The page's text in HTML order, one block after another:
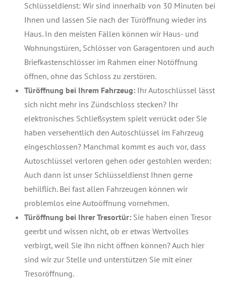
Schlüsseldienst: Wir sind innerhalb von 30 Minuten bei
Ihnen und lassen Sie nach der Türöffnung wieder ins
Haus. In den meisten Fällen können wir Haus- und
Wohnungstüren, Schlösser von Garagentoren und auch
Briefkastenschlösser im Rahmen einer Notöffnung
öffnen, ohne das Schloss zu zerstören.
Türöffnung bei Ihrem Fahrzeug: Ihr Autoschlüssel lässt
sich nicht mehr ins Zündschloss stecken? Ihr
elektronisches Schließsystem spielt verrückt oder Sie
haben versehentlich den Autoschlüssel im Fahrzeug
eingeschlossen? Manchmal kommt es auch vor, dass
Autoschlüssel verloren gehen oder gestohlen werden:
Auch dann ist unser Schlüsseldienst Ihnen gerne
behilflich. Bei fast allen Fahrzeugen können wir
problemlos eine Autoöffnung vornehmen.
Türöffnung bei Ihrer Tresortür: Sie haben einen Tresor
geerbt und wissen nicht, ob er etwas Wertvolles
verbirgt, weil Sie ihn nicht öffnen können? Auch hier
sind wir zur Stelle und unterstützen Sie mit einer
Tresoröffnung.